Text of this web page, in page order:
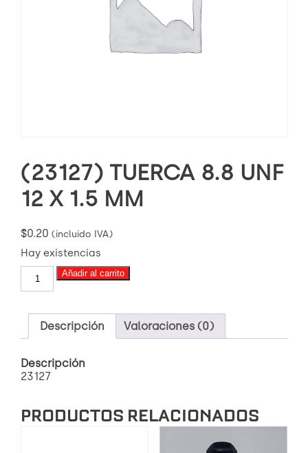
(23127) TUERCA 8.8 UNF
12 X 1.5 MM
$0.20 (incluido IVA)
Hay existencias
(23127)
TUERCA
UNF
X
MM
cantidad
Añadir al carrito
Descripción Valoraciones (0)
Descripción
23127
PRODUCTOS RELACIONADOS